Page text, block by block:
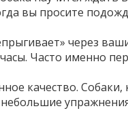
вы просите
через
часы. Часто именно
качество. Собаки,